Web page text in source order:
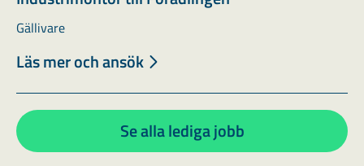
Gällivare
Läs mer och ansök
Se alla lediga jobb